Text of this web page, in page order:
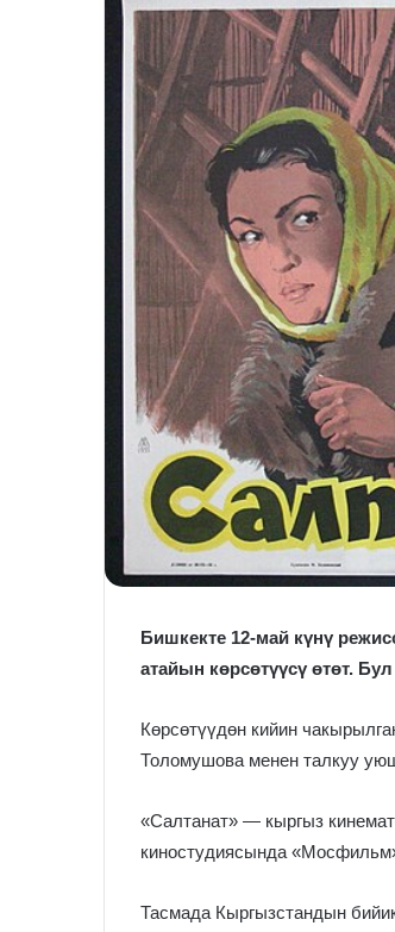
Бишкекте 12-май күнү
атайын көрсөтүүсү өтөт.
Көрсөтүүдөн кийин
Толомушова менен талкуу
«Салтанат» — кыргыз
киностудиясында
Тасмада Кыргызстандын